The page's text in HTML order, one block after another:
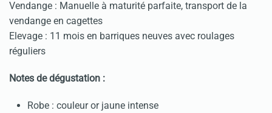
Vendange : Manuelle à maturité parfaite, transport de la
vendange en cagettes
Elevage : 11 mois en barriques neuves avec roulages
réguliers
Notes de dégustation :
Robe : couleur or jaune intense